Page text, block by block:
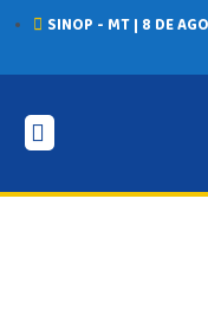
SINOP - MT | 8 DE